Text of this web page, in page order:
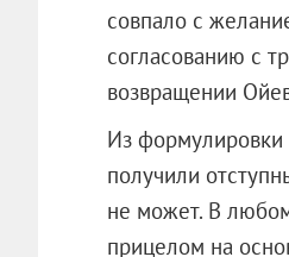
совпало с
согласованию с
возвращении
Из формулировки
получили
не может. В
прицелом на